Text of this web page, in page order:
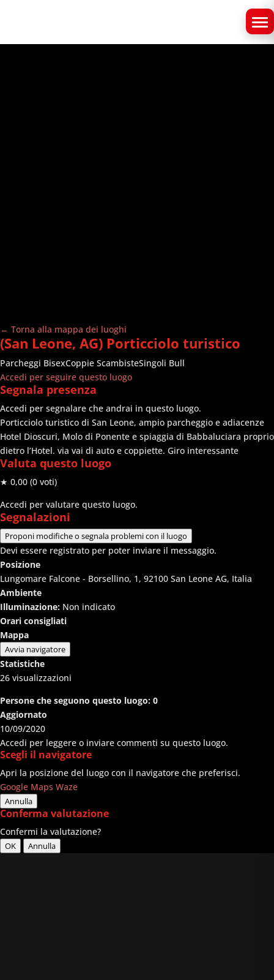
← Torna alla mappa dei luoghi
(San Leone, AG) Porticciolo turistico
Parcheggi BisexCoppie ScambisteSingoli Bull
Accedi per seguire questo luogo
Segnala presenza
Accedi per segnalare che andrai in questo luogo.
Porticciolo turistico di San Leone, ampio parcheggio e adiacenze
Hotel Dioscuri, Molo di Ponente e spiaggia di Babbaluciara proprio
dietro l’Hotel. via vai di auto e coppiette. Giro interessante
Valuta questo luogo
★ 0,00 (0 voti)
Accedi per valutare questo luogo.
Segnalazioni
Proponi modifiche o segnala problemi con il luogo
Devi essere registrato per poter inviare il messaggio.
Posizione
Lungomare Falcone - Borsellino, 1, 92100 San Leone AG, Italia
Ambiente
Illuminazione: Non indicato
Orari consigliati
Mappa
Avvia navigatore
Statistiche
26 visualizzazioni
Persone che seguono questo luogo: 0
Aggiornato
10/09/2020
Accedi per leggere o inviare commenti su questo luogo.
Scegli il navigatore
Apri la posizione del luogo con il navigatore che preferisci.
Google Maps Waze
Annulla
Conferma valutazione
Confermi la valutazione?
OK Annulla